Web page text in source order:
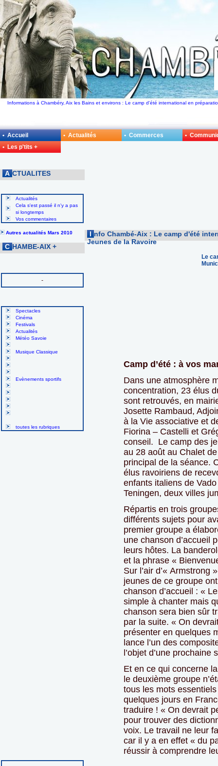
Informations à Chambéry, Aix les Bains et environs : Le camp d'été international en
A CTUALITES
Actualités
Cela s'est passé il n'y a pas
si longtemps
Vos commentaires
Autres actualités Mars 2010
C HAMBE-AIX +
-
Spectacles
Cinéma
Festivals
Actualités
Météo Savoie
Musique Classique
Evènements sportifs
toutes les rubriques
I nfo Chambé-Aix : Le camp d'été
Jeunes de la Ravoire
Le
Camp d’été : à vos
Dans une atmosphère
concentration, 23 élus
sont retrouvés, en
Josette Rambaud,
à la Vie associative et
Fiorina – Castelli et
conseil. Le camp des
au 28 août au Chalet
principal de la séance.
élus ravoiriens de
enfants italiens de
Teningen, deux villes
Répartis en trois
différents sujets pour
premier groupe a
une chanson d’accueil
leurs hôtes. La
et la phrase «
Sur l’air d’« Armstrong
jeunes de ce groupe
chanson d’accueil : «
simple à chanter mais
chanson sera bien sûr
par la suite. « On
présenter en quelques
lance l’un des
l’objet d’une prochaine
Et en ce qui concerne
le deuxième groupe
tous les mots
quelques jours en
traduire ! « On devrait
pour trouver des
voix. Le travail ne leur
car il y a en effet « du
réussir à comprendre
• Accueil • Actualités • Commerces
•
• Les p'tits +